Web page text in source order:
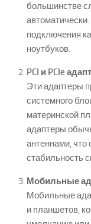
большинстве
подключения
ноутбуков.
PCI и PCIe
Эти адаптеры
системного
материнской
адаптеры
антеннами, что
стабильность
Мобильные
Мобильные
и планшетов,